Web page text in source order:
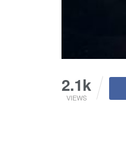
2.1k
VIEWS